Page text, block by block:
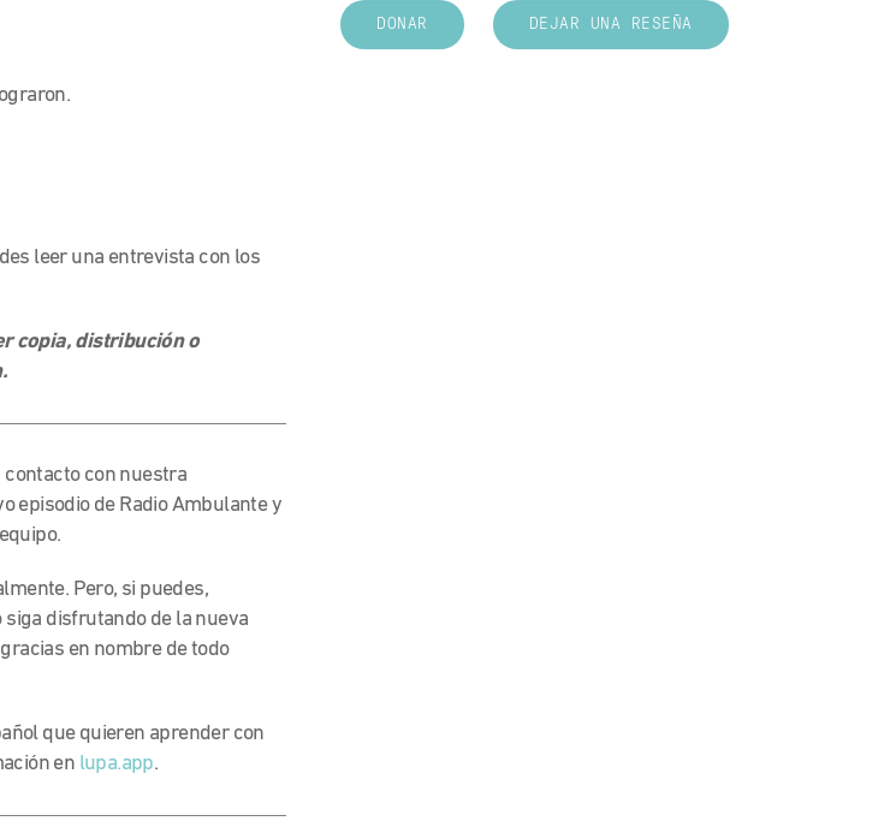
leer una entrevista con los
copia, distribución o
con nuestra
episodio de Radio Ambulante y
Pero, si puedes,
disfrutando de la nueva
en nombre de todo
que quieren aprender con
en lupa.app.
DONAR DEJAR UNA RESEÑA